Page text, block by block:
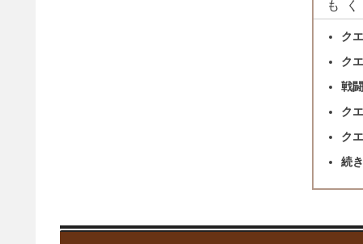
も
ク
ク
戦
ク
ク
続